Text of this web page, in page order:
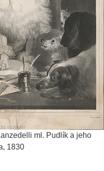
ml. Pudlík a jeho
1830